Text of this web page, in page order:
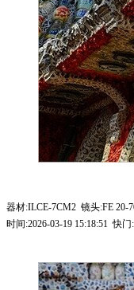
器材:ILCE-7CM2 镜头:FE 20-
时间:2026-03-19 15:18:51 快